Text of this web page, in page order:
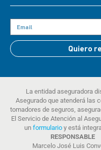
Quiero
La entidad aseguradora
Asegurado que atenderá las
tomadores de seguros,
El Servicio de Atención al
un formulario y está
RESPONSABLE
Marcelo José Luis